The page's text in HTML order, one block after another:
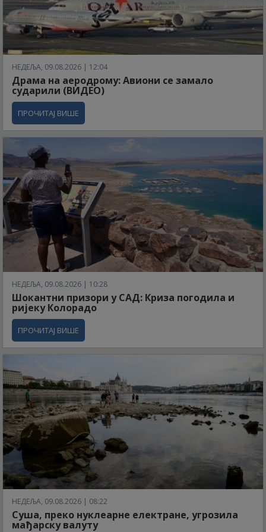
НЕДЕЉА, 09.08.2026 | 12:04
Драма на аеродрому: Авиони се замало
сударили (ВИДЕО)
ПРОЧИТАЈ ВИШЕ
НЕДЕЉА, 09.08.2026 | 10:28
Шокантни призори у САД: Криза погодила и
ријеку Колорадо
ПРОЧИТАЈ ВИШЕ
НЕДЕЉА, 09.08.2026 | 08:22
Суша, преко нуклеарне електране, угрозила
мађарску валуту